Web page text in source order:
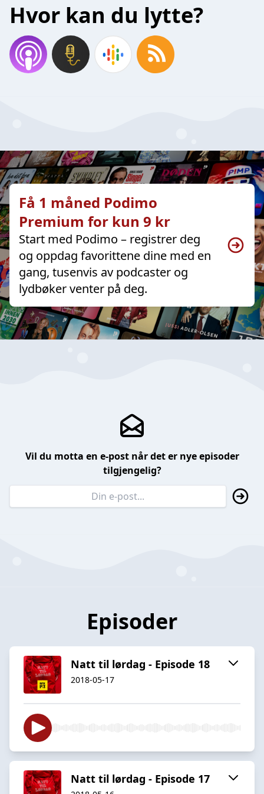
Hvor kan du lytte?
Få 1 måned Podimo
Premium for kun 9 kr
Start med Podimo – registrer deg
og oppdag favorittene dine med en
gang, tusenvis av podcaster og
lydbøker venter på deg.
Vil du motta en e-post når det er nye episoder
tilgjengelig?
Episoder
Natt til lørdag - Episode 18
2018-05-17
Natt til lørdag - Episode 17